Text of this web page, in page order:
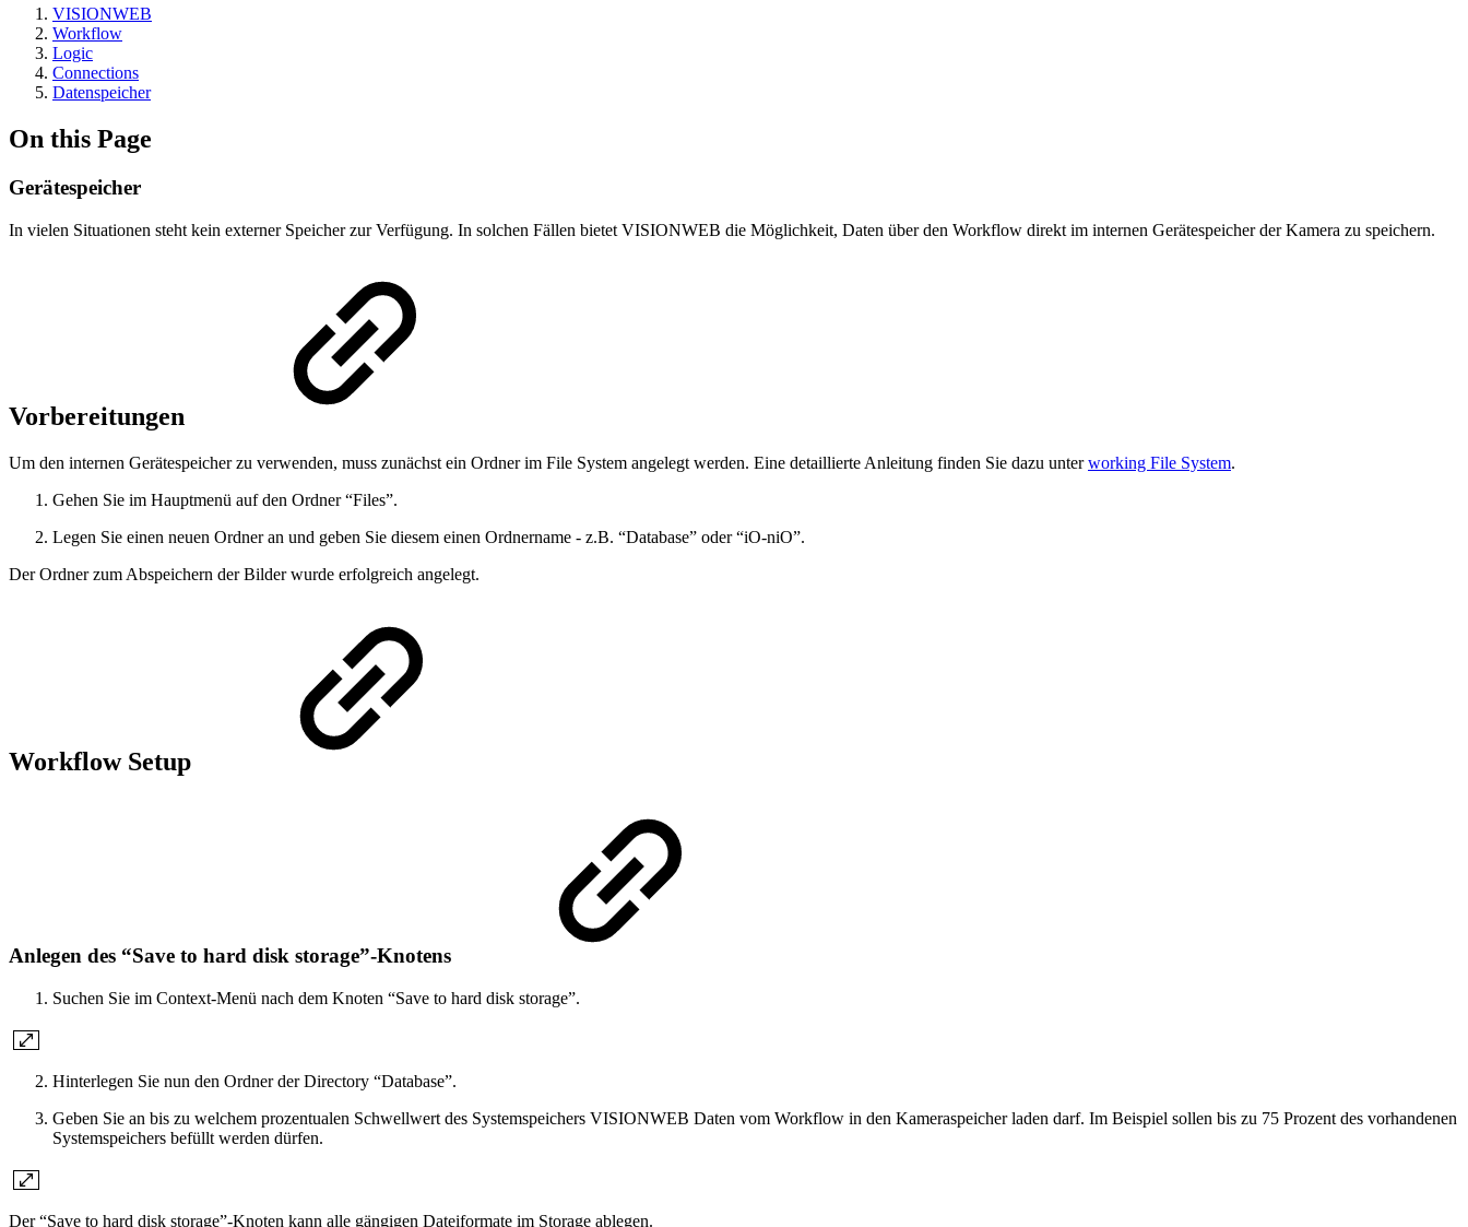
VISIONWEB
Workflow
Logic
Connections
Datenspeicher
On this Page
Gerätespeicher
In vielen Situationen steht kein externer Speicher zur Verfügung. In solchen Fällen bietet VISIONWEB die Möglichkeit, Daten über den Workflow direkt im internen Gerätespeicher der Kamera zu speichern.
Vorbereitungen
Um den internen Gerätespeicher zu verwenden, muss zunächst ein Ordner im File System angelegt werden. Eine detaillierte Anleitung finden Sie dazu unterworking File System.
Gehen Sie im Hauptmenü auf den Ordner “Files”.
Legen Sie einen neuen Ordner an und geben Sie diesem einen Ordnername - z.B. “Database” oder “iO-niO”.
Der Ordner zum Abspeichern der Bilder wurde erfolgreich angelegt.
Workflow Setup
Anlegen des “Save to hard disk storage”-Knotens
Suchen Sie im Context-Menü nach dem Knoten “Save to hard disk storage”.
Hinterlegen Sie nun den Ordner der Directory “Database”.
Geben Sie an bis zu welchem prozentualen Schwellwert des Systemspeichers VISIONWEB Daten vom Workflow in den Kameraspeicher laden darf. Im Beispiel sollen bis zu 75 Prozent des vorhandenen
Systemspeichers befüllt werden dürfen.
Der “Save to hard disk storage”-Knoten kann alle gängigen Dateiformate im Storage ablegen.